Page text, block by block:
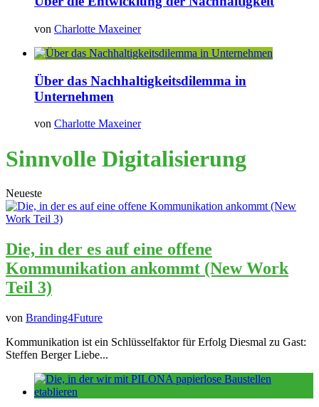
von Charlotte Maxeiner
Über das Nachhaltigkeitsdilemma in
Unternehmen
von Charlotte Maxeiner
Sinnvolle Digitalisierung
Neueste
Die, in der es auf eine offene
Kommunikation ankommt (New Work
Teil 3)
von Branding4Future
Kommunikation ist ein Schlüsselfaktor für Erfolg Diesmal zu Gast:
Steffen Berger Liebe...